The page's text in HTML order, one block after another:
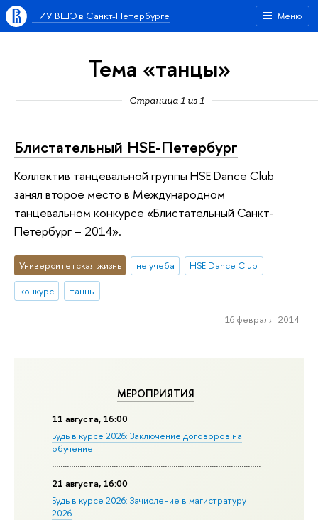
Меню
НИУ ВШЭ в Санкт-Петербурге
Тема «танцы»
Страница 1 из 1
МЕРОПРИЯТИЯ
11 августа, 16:00
Будь в курсе 2026: Заключение договоров на
обучение
21 августа, 16:00
Будь в курсе 2026: Зачисление в магистратуру —
2026
Блистательный HSE-Петербург
Коллектив танцевальной группы HSE Dance Club
занял второе место в Международном
танцевальном конкурсе «Блистательный Санкт-
Петербург – 2014».
Университетская жизнь не учеба
HSE Dance Club
конкурс
танцы
16 февраля 2014